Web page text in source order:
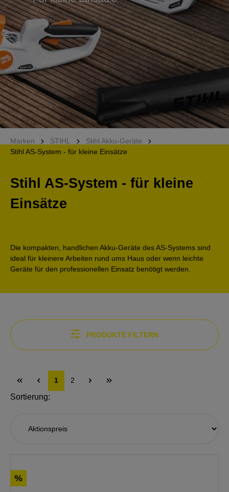
Marken STIHL
Stihl Akku-Geräte
Stihl AS-System - für kleine Einsätze
Stihl AS-System - für kleine
Einsätze
Die kompakten, handlichen Akku-Geräte des AS-Systems sind
ideal für kleinere Arbeiten rund ums Haus oder wenn leichte
Geräte für den professionellen Einsatz benötigt werden.
PRODUKTE FILTERN
1 2
Sortierung:
%